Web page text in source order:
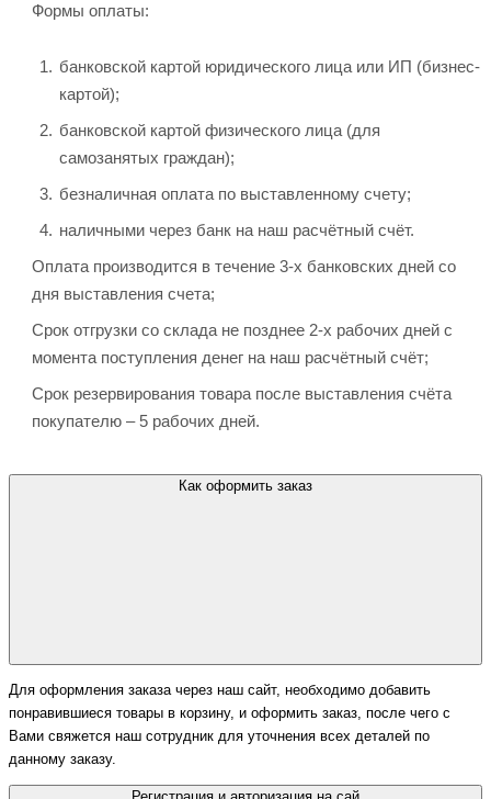
Формы оплаты:
банковской картой юридического лица или ИП (бизнес-
картой);
банковской картой физического лица (для
самозанятых граждан);
безналичная оплата по выставленному счету;
наличными через банк на наш расчётный счёт.
Оплата производится в течение 3-х банковских дней со
дня выставления счета;
Срок отгрузки со склада не позднее 2-х рабочих дней с
момента поступления денег на наш расчётный счёт;
Срок резервирования товара после выставления счёта
покупателю – 5 рабочих дней.
Как оформить заказ
Для оформления заказа через наш сайт, необходимо добавить
понравившиеся товары в корзину, и оформить заказ, после чего с
Вами свяжется наш сотрудник для уточнения всех деталей по
данному заказу.